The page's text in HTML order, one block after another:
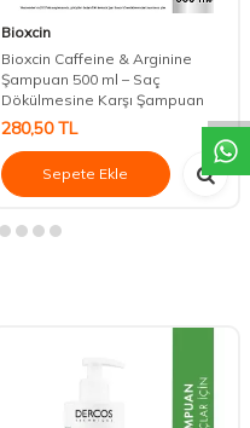
Bioxcin
Bioxcin Caffeine & Arginine
Şampuan 500 ml – Saç
Dökülmesine Karşı Şampuan
280,50TL
Sepete Ekle